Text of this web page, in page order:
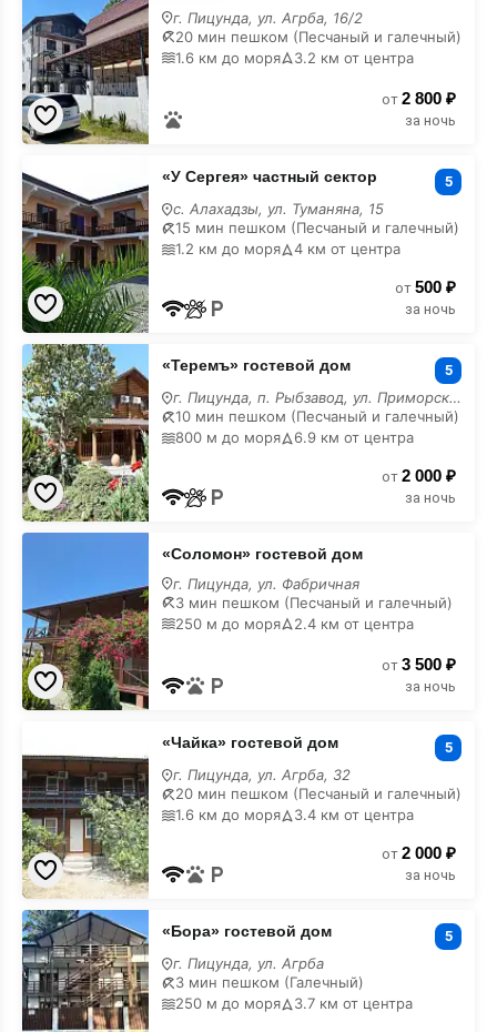
гостевой
дом
на
карте
г. Пицунда, ул. Агрба, 16/2
20 мин пешком (Песчаный и галечный)
1.6 км до моря
3.2 км от центра
от 2 800 ₽
за ночь
Сергея»
частный
сектор
на
карте
«У Сергея» частный сектор 5
с. Алахадзы, ул. Туманяна, 15
15 мин пешком (Песчаный и галечный)
1.2 км до моря
4 км от центра
от 500 ₽
за ночь
«Теремъ»
гостевой
дом
на
карте
«Теремъ» гостевой дом 5
г. Пицунда, п. Рыбзавод, ул. Приморская, 3/а
10 мин пешком (Песчаный и галечный)
800 м до моря
6.9 км от центра
от 2 000 ₽
за ночь
«Соломон»
карте
«Соломон» гостевой дом
г. Пицунда, ул. Фабричная
3 мин пешком (Песчаный и галечный)
250 м до моря
2.4 км от центра
от 3 500 ₽
за ночь
дом
на
карте
«Чайка» гостевой дом 5
г. Пицунда, ул. Агрба, 32
20 мин пешком (Песчаный и галечный)
1.6 км до моря
3.4 км от центра
от 2 000 ₽
за ночь
«Бора»
гостевой
дом
на
карте
«Бора» гостевой дом 5
г. Пицунда, ул. Агрба
3 мин пешком (Галечный)
250 м до моря
3.7 км от центра